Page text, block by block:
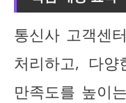
통신사 고객센
처리하고, 다
만족도를 높이